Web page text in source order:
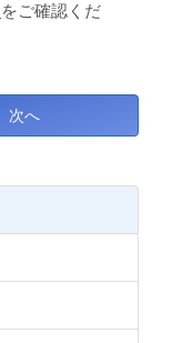
をご確認くだ